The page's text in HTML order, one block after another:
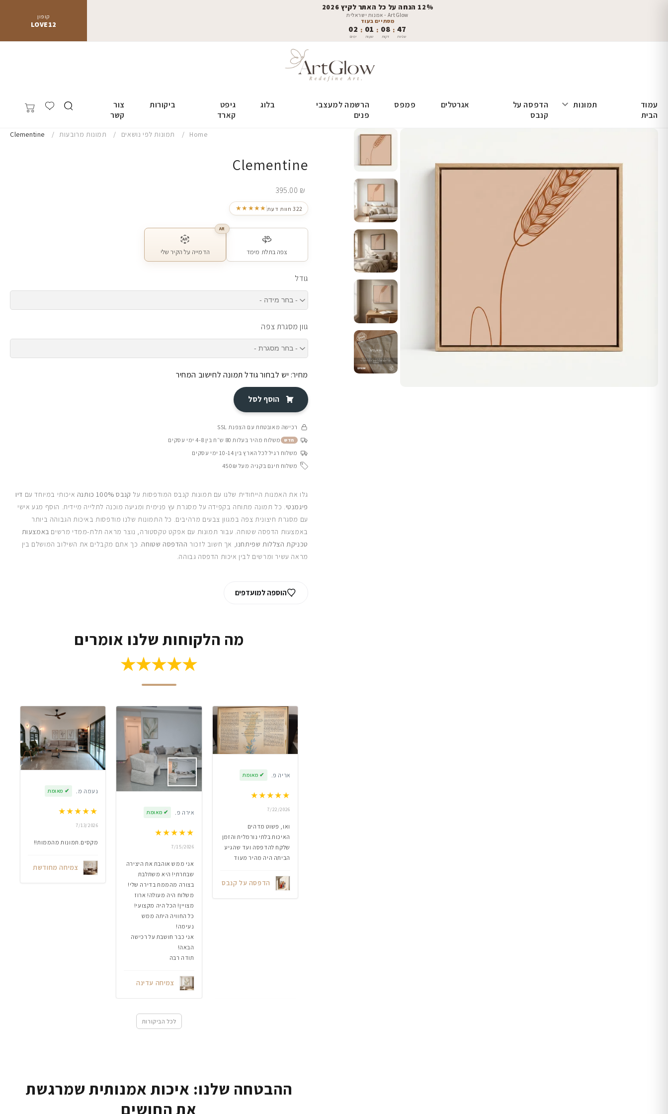
קופון
LOVE12
12% הנחה על כל האתר לקיץ 2026
ArtGlow - אמנות ישראלית
מסתיים בעוד
02
ימים
: 01
שעות
: 08
דקות
: 45
שניות
עמוד
הבית
תמונות
הדפסה על
קנבס
אגרטלים פמפס
הרשמה למעצבי
פנים
בלוג
גיפט
קארד
ביקורות
צור
קשר
Home תמונות לפי נושאים תמונות מרובעות Clementine
Clementine
395.00 ₪
★★★★★ 322 חוות דעת
צפה בתלת מימד
AR
הדמייה על הקיר שלי
גודל
גוון מסגרת צפה
מחיר: יש לבחור גודל תמונה לחישוב המחיר
הוסף לסל
רכישה מאובטחת עם הצפנת SSL
חדש משלוח מהיר בעלות 80 ש״ח בין 4-8 ימי עסקים
משלוח רגיל לכל הארץ בין 10-14 ימי עסקים
משלוח חינם בקניה מעל 450₪
גלו את האמנות הייחודית שלנו עם תמונות קנבס המודפסות על קנבס 100% כותנה איכותי במיוחד עם דיו
פיגמנטי. כל תמונה מתוחה בקפידה על מסגרת עץ פנימית ומגיעה מוכנה לתלייה מיידית. הוסף מגע אישי
עם מסגרת חיצונית צפה במגוון צבעים מרהיבים. כל התמונות שלנו מודפסות באיכות הגבוהה ביותר
באמצעות הדפסה שטוחה. עבור תמונות עם אפקט טקסטורה, נוצר מראה תלת-ממדי מרשים באמצעות
טכניקת הצללות שפיתחנו, אך חשוב לזכור ההדפסה שטוחה. כך אתם מקבלים את השילוב המושלם בין
מראה עשיר ומרשים לבין איכות הדפסה גבוהה.
הוספה למועדפים
מה הלקוחות שלנו אומרים
★★★★★
אריה פ. ✔ מאומת
★★★★★
7/22/2026
ואו, פשוט מדהים
האיכות בלתי נורמלית והזמן
שלקח להדפסה ועד שהגיע
הביתה היה מהיר מעוד
הדפסה על קנבס
אירה פ. ✔ מאומת
★★★★★
7/15/2026
אני ממש אוהבת את היצירה
שבחרתי! היא משתלבת
בצורה מהממת בדירה שלי!
משלוח היה מעולה! ארוז
מצויין! הכל היה מקצועי!
כל החוויה היתה ממש
נעימה!
אני כבר חושבת על רכישה
הבאה!
תודה רבה
צמיחה עדינה
נעמה מ. ✔ מאומת
★★★★★
7/13/2026
מקסים.תמונות מהממות!!
צמיחה מחודשת
לכל הביקורות
ההבטחה שלנו: איכות אמנותית שמרגשת
את החושים